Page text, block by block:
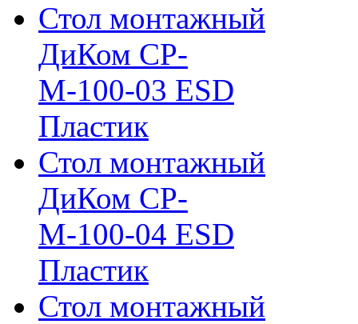
Стол монтажный
ДиКом СР-
М-100-03 ESD
Пластик
Стол монтажный
ДиКом СР-
М-100-04 ESD
Пластик
Стол монтажный